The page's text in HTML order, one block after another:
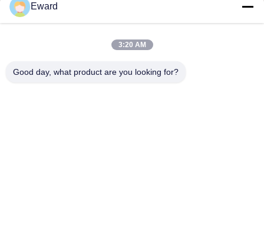
Eward
3:20 AM
Good day, what product are you looking for?